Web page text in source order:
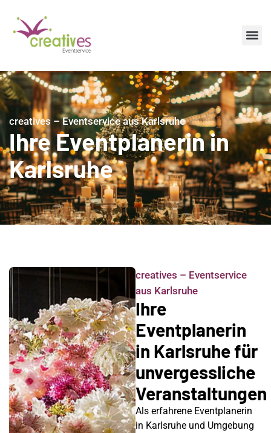
creatives – Eventservice aus Karlsruhe
Ihre Eventplanerin in
Karlsruhe
creatives – Eventservice
aus Karlsruhe
Ihre
Eventplanerin
in Karlsruhe für
unvergessliche
Veranstaltungen
Als erfahrene Eventplanerin
in Karlsruhe und Umgebung